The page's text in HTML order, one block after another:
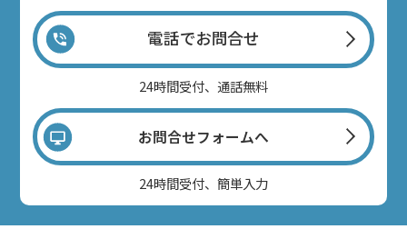
電話でお問合せ
24時間受付、通話無料
お問合せフォームへ
24時間受付、簡単入力